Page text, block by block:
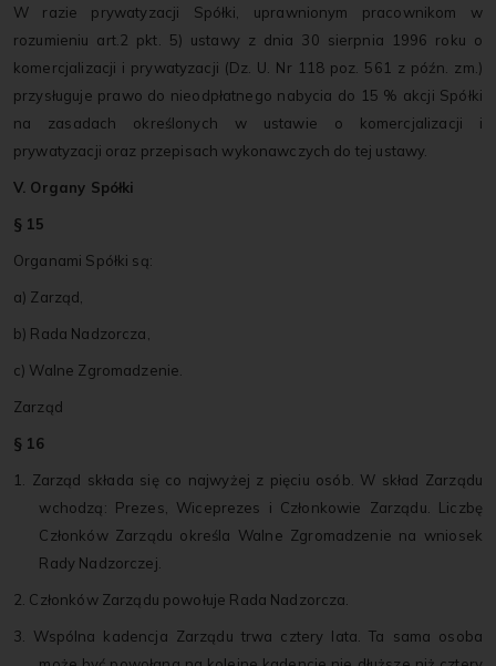
W razie prywatyzacji Spółki, uprawnionym pracownikom w
rozumieniu art.2 pkt. 5) ustawy z dnia 30 sierpnia 1996 roku o
komercjalizacji i prywatyzacji (Dz. U. Nr 118 poz. 561 z późn. zm.)
przysługuje prawo do nieodpłatnego nabycia do 15 % akcji Spółki
na zasadach określonych w ustawie o komercjalizacji i
prywatyzacji oraz przepisach wykonawczych do tej ustawy.
V. Organy Spółki
§ 15
Organami Spółki są:
a) Zarząd,
b) Rada Nadzorcza,
c) Walne Zgromadzenie.
Zarząd
§ 16
1. Zarząd składa się co najwyżej z pięciu osób. W skład Zarządu
wchodzą: Prezes, Wiceprezes i Członkowie Zarządu. Liczbę
Członków Zarządu określa Walne Zgromadzenie na wniosek
Rady Nadzorczej.
2. Członków Zarządu powołuje Rada Nadzorcza.
3. Wspólna kadencja Zarządu trwa cztery lata. Ta sama osoba